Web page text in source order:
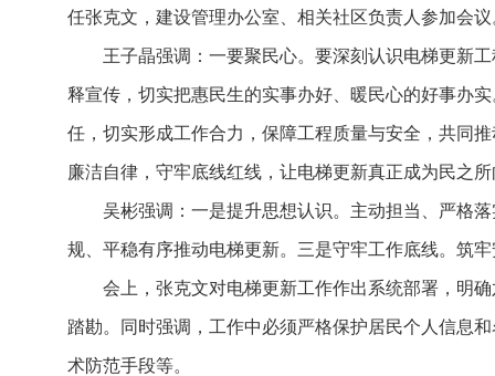
任张克文，建设管理办公室、相关社区负责人参加会议
王子晶强调：一要聚民心。要深刻认识电梯更新
释宣传，切实把惠民生的实事办好、暖民心的好事办
任，切实形成工作合力，保障工程质量与安全，共同
廉洁自律，守牢底线红线，让电梯更新真正成为民之
吴彬强调：一是提升思想认识。主动担当、严格
规、平稳有序推动电梯更新。三是守牢工作底线。筑
会上，张克文对电梯更新工作作出系统部署，明
踏勘。同时强调，工作中必须严格保护居民个人信息
术防范手段等。